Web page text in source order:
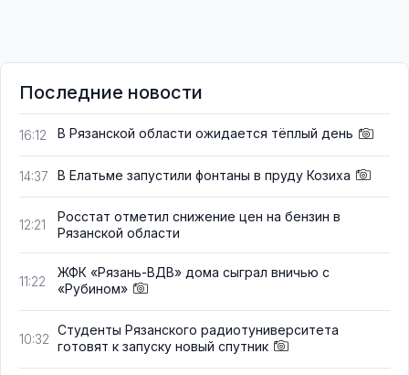
Последние новости
16:12 В Рязанской области ожидается тёплый день
14:37 В Елатьме запустили фонтаны в пруду Козиха
12:21
Росстат отметил снижение цен на бензин в
Рязанской области
11:22
ЖФК «Рязань-ВДВ» дома сыграл вничью с
«Рубином»
10:32
Студенты Рязанского радиотуниверситета
готовят к запуску новый спутник